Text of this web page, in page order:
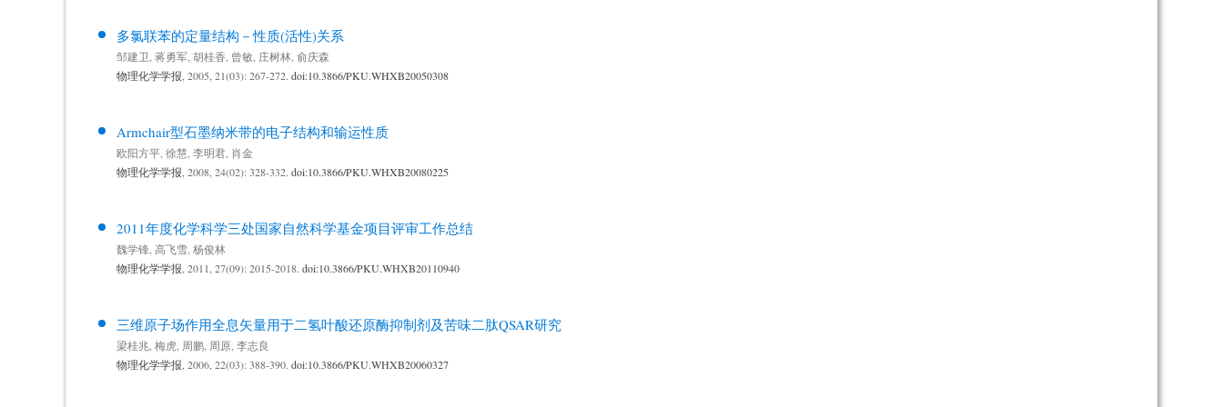
多氯联苯的定量结构－性质(活性)关系
邹建卫 蒋勇军 胡桂香 曾敏 庄树林 俞庆森
物理化学学报 , 2005, 21(03): 267-272. doi:10.3866/PKU.WHXB20050308
Armchair型石墨纳米带的电子结构和输运性质
欧阳方平 徐慧 李明君 肖金
物理化学学报 , 2008, 24(02): 328-332. doi:10.3866/PKU.WHXB20080225
2011年度化学科学三处国家自然科学基金项目评审工作总结
魏学锋 高飞雪 杨俊林
物理化学学报 , 2011, 27(09): 2015-2018. doi:10.3866/PKU.WHXB20110940
三维原子场作用全息矢量用于二氢叶酸还原酶抑制剂及苦味二肽QSAR研究
梁桂兆 梅虎 周鹏 周原 李志良
物理化学学报 , 2006, 22(03): 388-390. doi:10.3866/PKU.WHXB20060327